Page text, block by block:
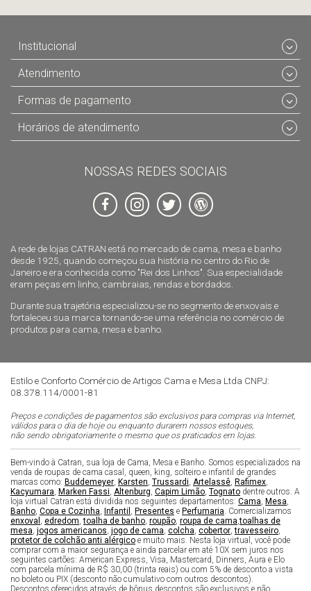
A rede de lojas CATRAN está no mercado de cama, mesa e banho
desde 1925, quando começou sua história no centro do Rio de
Janeiro e era conhecida como "Rei dos Linhos". Sua especialidade
eram peças em linho, cambraias, rendas e bordados.
Durante sua trajetória especializou-se no segmento de enxovais e
fortaleceu sua marca tornando-se uma referência no comércio de
produtos para cama, mesa e banho.
Institucional
Atendimento
Formas de pagamento
Horários de atendimento
NOSSAS REDES SOCIAIS
Estilo e Conforto Comércio de Artigos Cama e Mesa Ltda CNPJ:
08.378.114/0001-81
Preços e condições de pagamentos são exclusivos para compras via Internet,
válidos para o dia de hoje ou enquanto durarem nossos estoques,
não sendo obrigatoriamente o mesmo que os praticados em lojas.
Bem-vindo à Catran, sua loja de Cama, Mesa e Banho. Somos especializados na
venda de roupas de cama casal, queen, king, solteiro e infantil de grandes
marcas como: Buddemeyer Karsten Trussardi Artelassê Rafimex
Kacyumara Marken Fassi Altenburg Capim Limão Tognato dentre outros. A
loja virtual Catran está dividida nos seguintes departamentos: Cama Mesa
Banho Copa e Cozinha Infantil Presentes e Perfumaria . Comercializamos
enxoval
edredom ,toalha de banho roupão roupa de cama ,toalhas de
mesa jogos americanos jogo de cama colcha cobertor ,travesseiro
protetor de colchão anti alérgico e muito mais. Nesta loja virtual, você pode
comprar com a maior segurança e ainda parcelar em até 10X sem juros nos
seguintes cartões: American Express, Visa, Mastercard, Dinners, Aura e Elo
com parcela mínima de R$ 30,00 (trinta reais) ou com 5% de desconto a vista
no boleto ou PIX (desconto não cumulativo com outros descontos).
Descontos oferecidos através de bônus descontos são exclusivos e não